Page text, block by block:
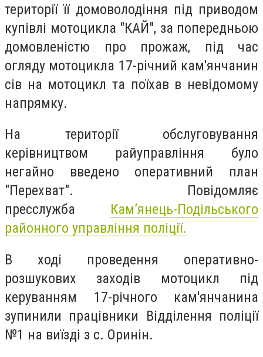
території її домоволодіння під приводом
купівлі мотоцикла "КАЙ", за попередньою
домовленістю про прожаж, під час
огляду мотоцикла 17-річний кам'янчанин
сів на мотоцикл та поїхав в невідомому
напрямку.
На території обслуговування
керівництвом райуправління було
негайно введено оперативний план
"Перехват". Повідомляє
пресслужба Кам’янець-Подільського
районного управління поліції.
В ході проведення оперативно-
розшукових заходів мотоцикл під
керуванням 17-річного кам'янчанина
зупинили працівники Відділення поліції
№1 на виїзді з с. Оринін.